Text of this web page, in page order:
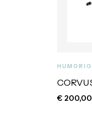
€ 200,00